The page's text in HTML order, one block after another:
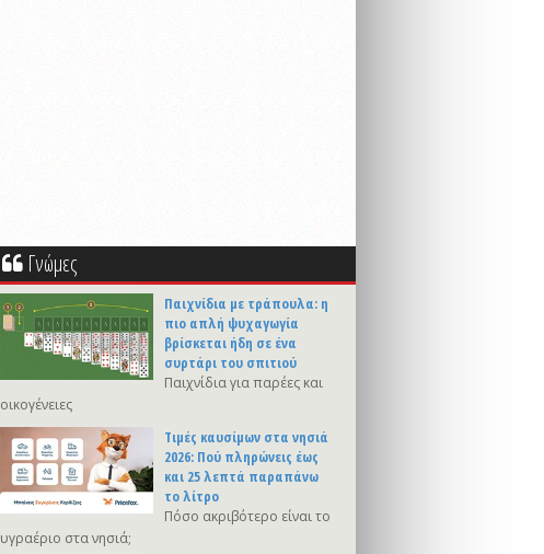
Γνώμες
Παιχνίδια με τράπουλα: η
πιο απλή ψυχαγωγία
βρίσκεται ήδη σε ένα
συρτάρι του σπιτιού
Παιχνίδια για παρέες και
οικογένειες
Τιμές καυσίμων στα νησιά
2026: Πού πληρώνεις έως
και 25 λεπτά παραπάνω
το λίτρο
Πόσο ακριβότερο είναι το
υγραέριο στα νησιά;